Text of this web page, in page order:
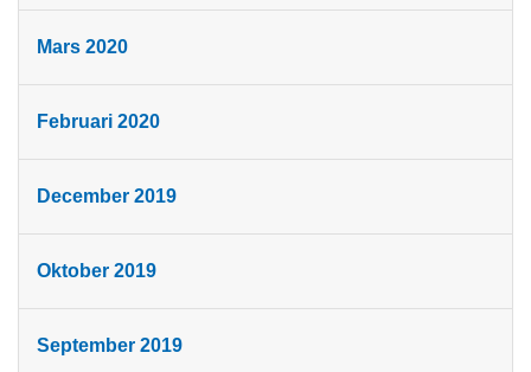
Mars 2020
Februari 2020
December 2019
Oktober 2019
September 2019